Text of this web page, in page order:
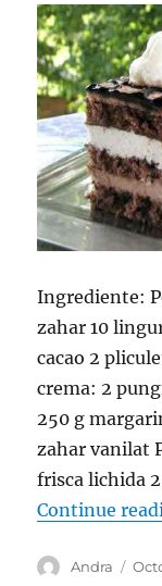
Ingrediente:
zahar 10
cacao 2
crema: 2
250 g
zahar vanilat
frisca lichida
Continue
Author
Andra